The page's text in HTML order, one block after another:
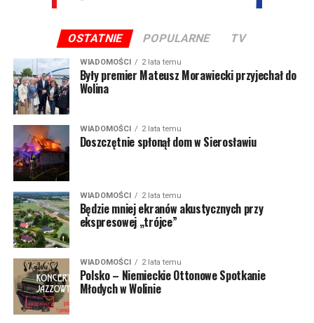
OSTATNIE POPULARNE TV
WIADOMOŚCI 2 lata temu
Były premier Mateusz Morawiecki przyjechał do
Wolina
WIADOMOŚCI 2 lata temu
Doszczętnie spłonął dom w Sierosławiu
WIADOMOŚCI 2 lata temu
Będzie mniej ekranów akustycznych przy
ekspresowej „trójce”
WIADOMOŚCI 2 lata temu
Polsko – Niemieckie Ottonowe Spotkanie
Młodych w Wolinie